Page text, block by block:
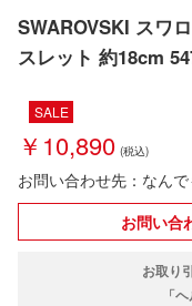
SWAROVSKI スワ
スレット 約18cm
SALE
￥10,890
お問い合わせ先：なん
お問い合
お取り
「